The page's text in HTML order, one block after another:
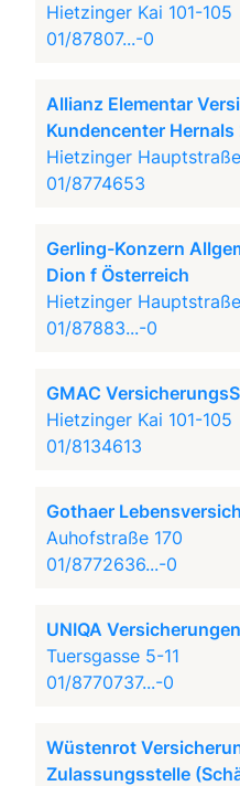
Hietzinger Kai 101-105
01/87807...-0
Allianz Elementar
Kundencenter Hernals
Hietzinger
01/8774653
Gerling-Konzern
Dion f Österreich
Hietzinger
01/87883...-0
GMAC
Hietzinger Kai 101-105
01/8134613
Gothaer
Auhofstraße 170
01/8772636...-0
UNIQA
Tuersgasse 5-11
01/8770737...-0
Wüstenrot
Zulassungsstelle